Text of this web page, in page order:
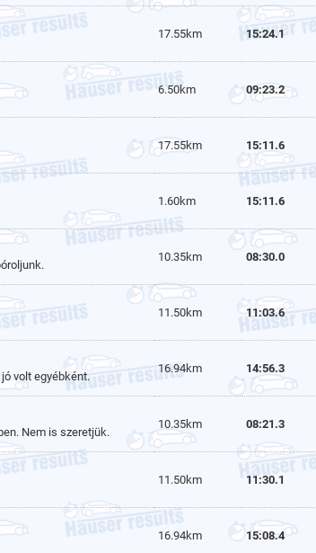
17.55km 15:24.1
6.50km 09:23.2
17.55km 15:11.6
1.60km 15:11.6
10.35km 08:30.0
11.50km 11:03.6
volt egyébként.
16.94km 14:56.3
Nem is szeretjük.
10.35km 08:21.3
11.50km 11:30.1
16.94km 15:08.4